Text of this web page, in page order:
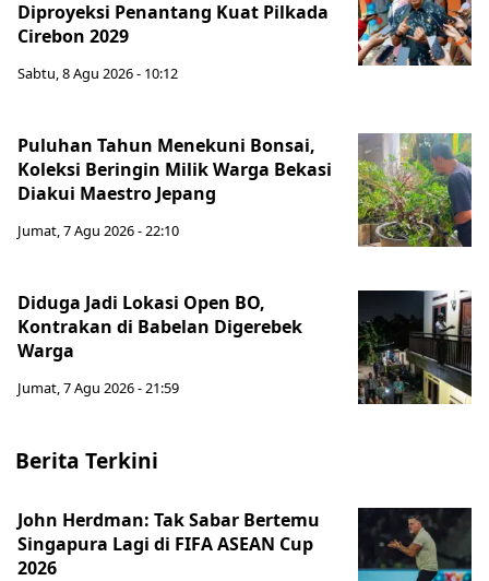
Diproyeksi Penantang Kuat Pilkada
Cirebon 2029
Sabtu, 8 Agu 2026 - 10:12
Puluhan Tahun Menekuni Bonsai,
Koleksi Beringin Milik Warga Bekasi
Diakui Maestro Jepang
Jumat, 7 Agu 2026 - 22:10
Diduga Jadi Lokasi Open BO,
Kontrakan di Babelan Digerebek
Warga
Jumat, 7 Agu 2026 - 21:59
Berita Terkini
John Herdman: Tak Sabar Bertemu
Singapura Lagi di FIFA ASEAN Cup
2026